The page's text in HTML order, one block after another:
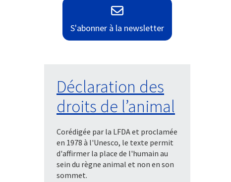
S'abonner à la newsletter
Déclaration des
droits de l’animal
Corédigée par la LFDA et proclamée
en 1978 à l'Unesco, le texte permit
d'affirmer la place de l'humain au
sein du règne animal et non en son
sommet.